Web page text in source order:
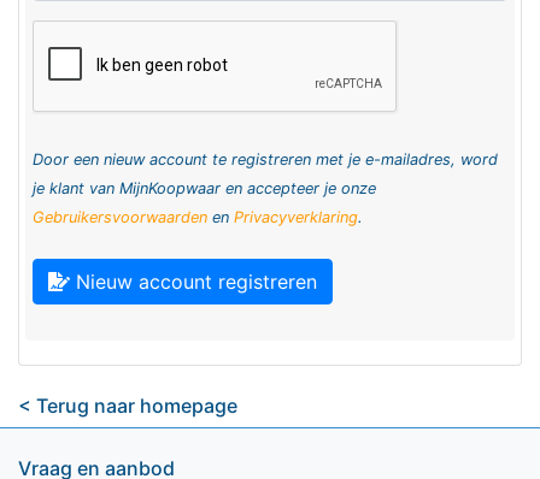
Door een nieuw account te registreren met je e-mailadres, word
je klant van MijnKoopwaar en accepteer je onze
Gebruikersvoorwaarden en Privacyverklaring.
Nieuw account registreren
< Terug naar homepage
Vraag en aanbod